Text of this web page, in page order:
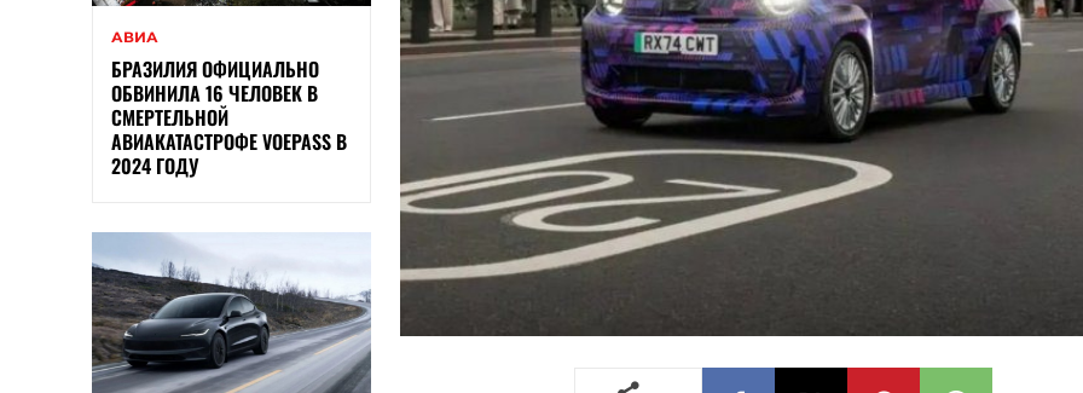
АВИА
БРАЗИЛИЯ ОФИЦИАЛЬНО
ОБВИНИЛА 16 ЧЕЛОВЕК В
СМЕРТЕЛЬНОЙ
АВИАКАТАСТРОФЕ VOEPASS В
2024 ГОДУ